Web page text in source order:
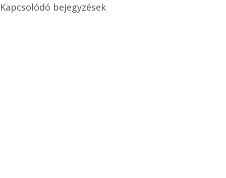
Kapcsolódó bejegyzések